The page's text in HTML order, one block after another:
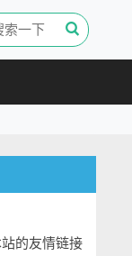
的友情链接